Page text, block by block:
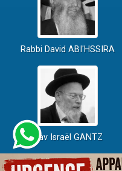
Rabbi David ABI'HSSIRA
Rav Israël GANTZ